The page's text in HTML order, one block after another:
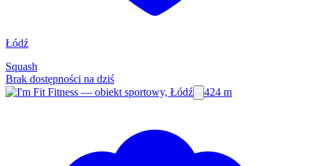
Łódź
Squash
Brak dostępności na dziś
424 m